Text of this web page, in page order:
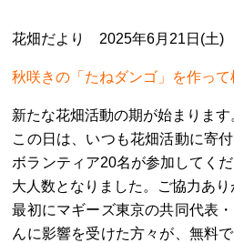
花畑だより 2025年6月21日(土)
秋咲きの「たねダンゴ」を作って
新たな花畑活動の期が始まります
この日は、いつも花畑活動に寄
ボランティア20名が参加してく
大人数となりました。ご協力あり
最初にマギーズ東京の共同代表
んに影響を受けた方々が、無料